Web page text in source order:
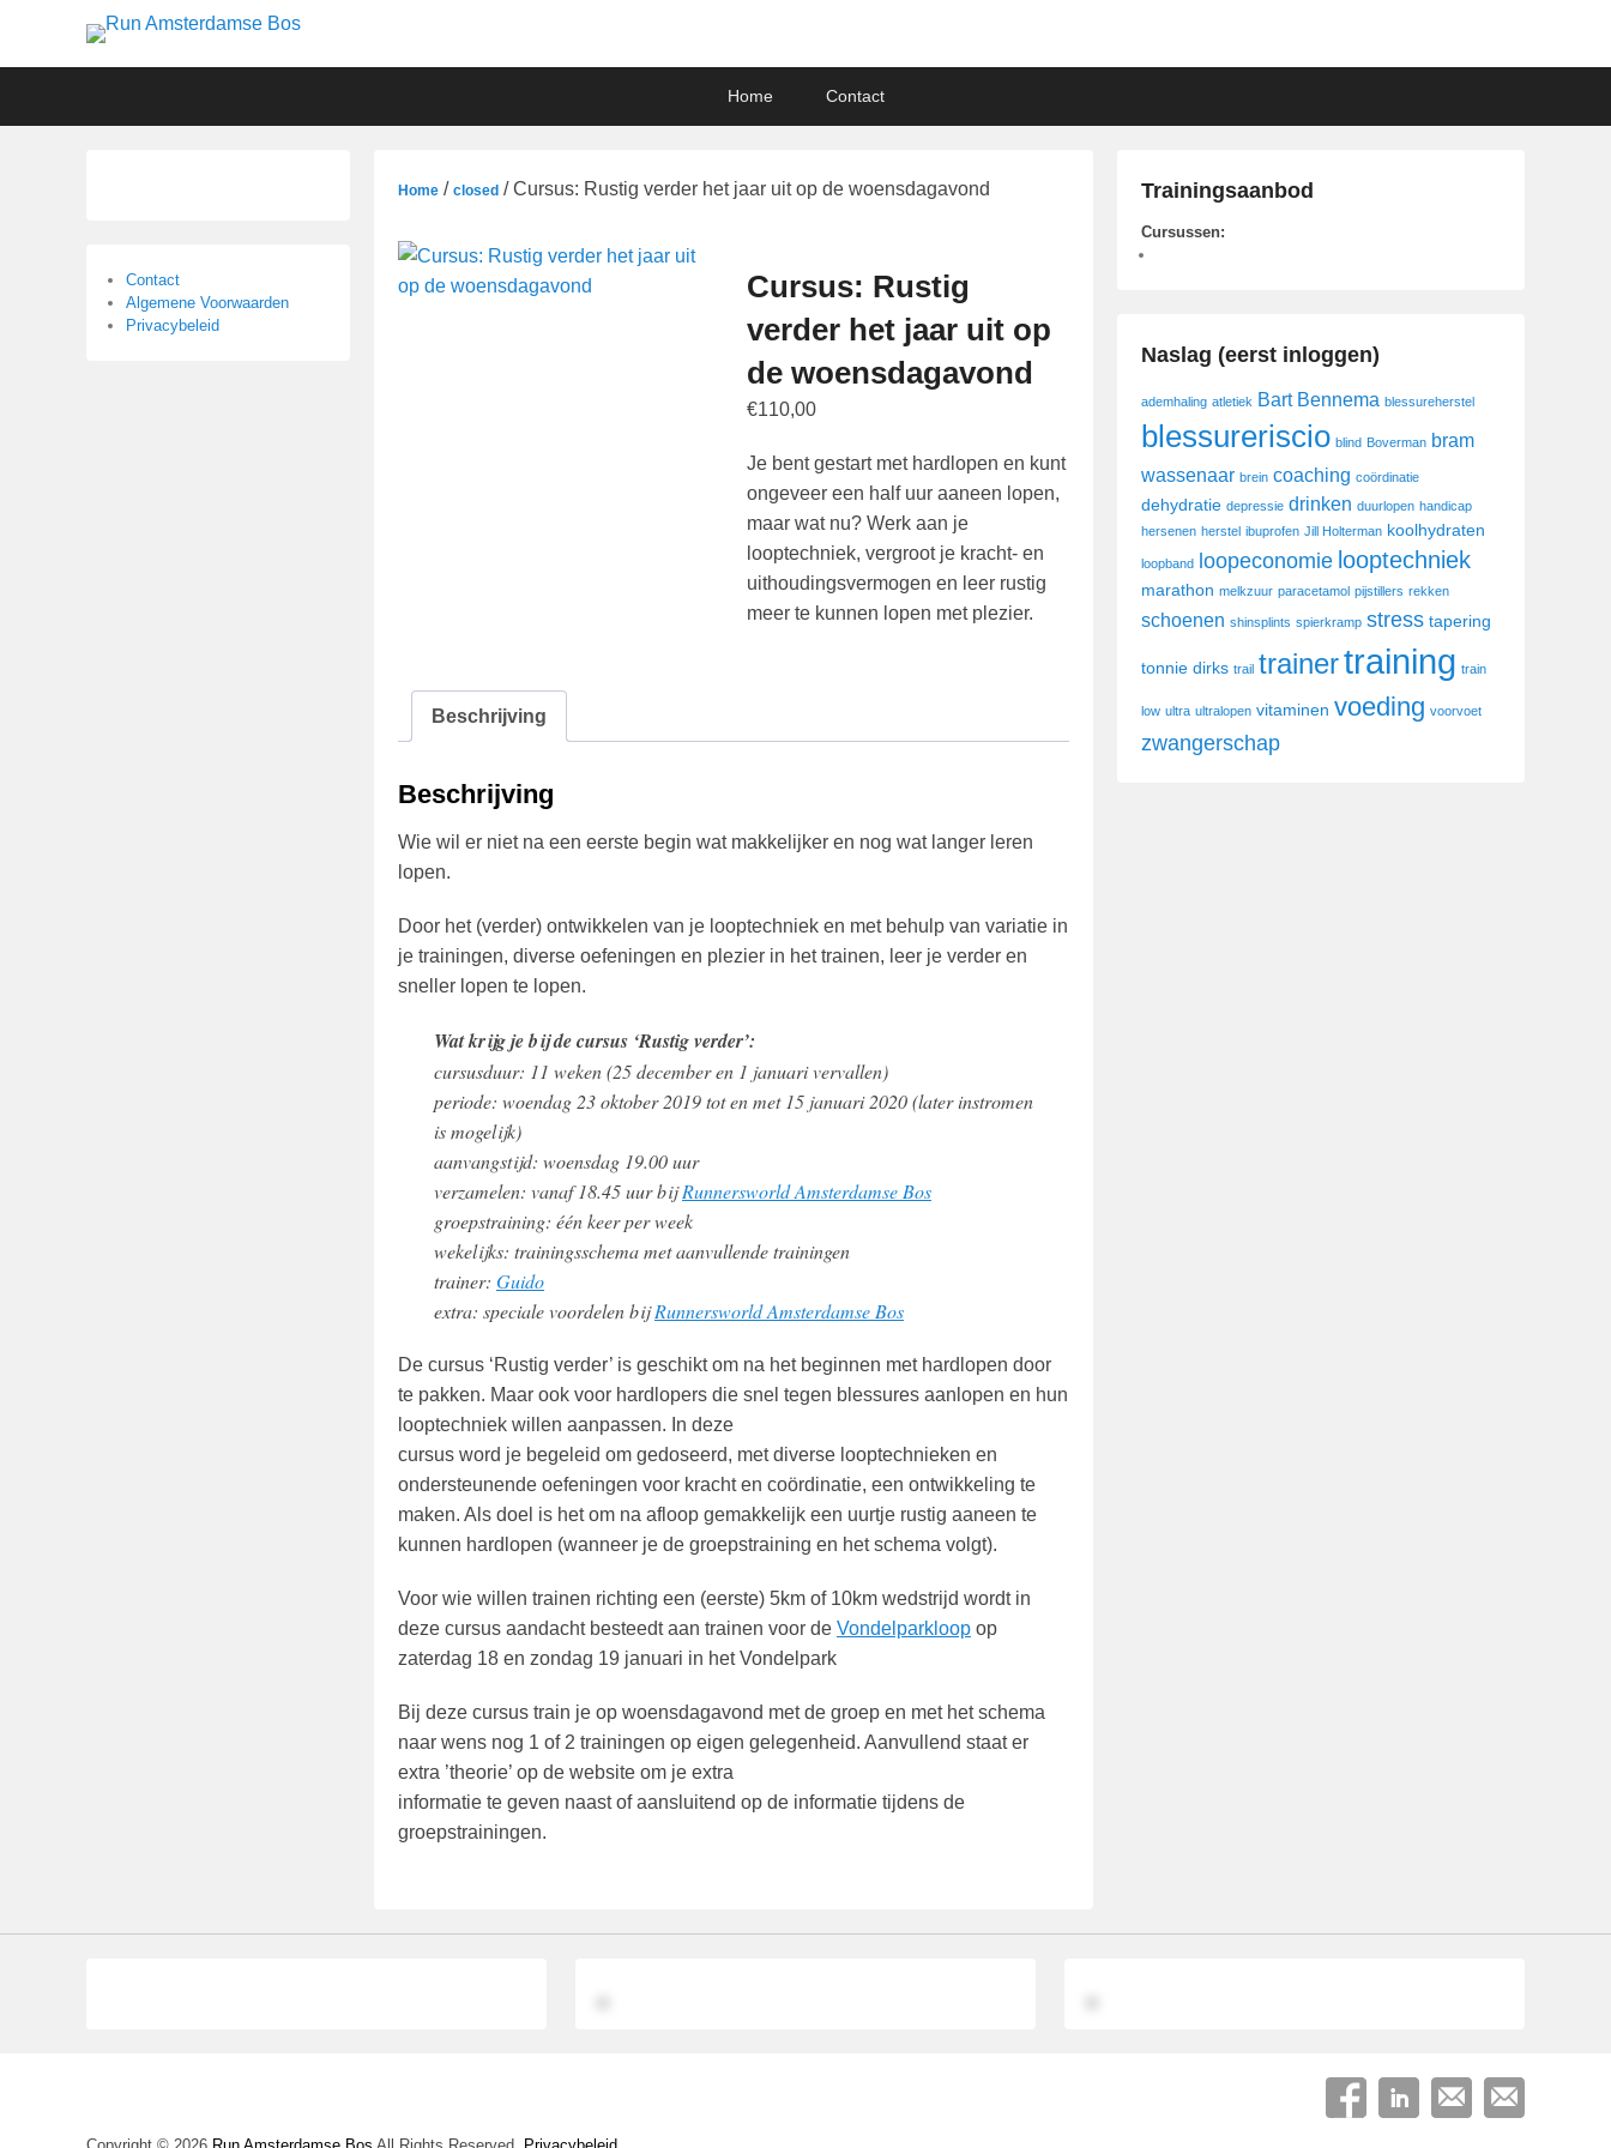
Run Amsterdamse Bos
Home Contact
Home / closed / Cursus: Rustig verder het jaar uit op de woensdagavond
Cursus: Rustig
verder het jaar uit op
de woensdagavond
€110,00
Je bent gestart met hardlopen en kunt
ongeveer een half uur aaneen lopen,
maar wat nu? Werk aan je
looptechniek, vergroot je kracht- en
uithoudingsvermogen en leer rustig
meer te kunnen lopen met plezier.
Beschrijving
Beschrijving
Wie wil er niet na een eerste begin wat makkelijker en nog wat langer leren
lopen.
Door het (verder) ontwikkelen van je looptechniek en met behulp van variatie in
je trainingen, diverse oefeningen en plezier in het trainen, leer je verder en
sneller lopen te lopen.
Wat krijg je bij de cursus ‘Rustig verder’:
cursusduur: 11 weken (25 december en 1 januari vervallen)
periode: woendag 23 oktober 2019 tot en met 15 januari 2020 (later instromen
is mogelijk)
aanvangstijd: woensdag 19.00 uur
verzamelen: vanaf 18.45 uur bijRunnersworld Amsterdamse Bos
groepstraining: één keer per week
wekelijks: trainingsschema met aanvullende trainingen
trainer: Guido
extra: speciale voordelen bijRunnersworld Amsterdamse Bos
De cursus ‘Rustig verder’ is geschikt om na het beginnen met hardlopen door
te pakken. Maar ook voor hardlopers die snel tegen blessures aanlopen en hun
looptechniek willen aanpassen. In deze
cursus word je begeleid om gedoseerd, met diverse looptechnieken en
ondersteunende oefeningen voor kracht en coördinatie, een ontwikkeling te
maken. Als doel is het om na afloop gemakkelijk een uurtje rustig aaneen te
kunnen hardlopen (wanneer je de groepstraining en het schema volgt).
Voor wie willen trainen richting een (eerste) 5km of 10km wedstrijd wordt in
deze cursus aandacht besteedt aan trainen voor de Vondelparkloop op
zaterdag 18 en zondag 19 januari in het Vondelpark
Bij deze cursus train je op woensdagavond met de groep en met het schema
naar wens nog 1 of 2 trainingen op eigen gelegenheid. Aanvullend staat er
extra ’theorie’ op de website om je extra
informatie te geven naast of aansluitend op de informatie tijdens de
groepstrainingen.
Trainingsaanbod
Cursussen:
Naslag (eerst inloggen)
ademhaling atletiek Bart Bennema blessureherstel
blessureriscio blind Boverman bram
wassenaar brein coaching coördinatie
dehydratie depressie drinken duurlopen handicap
hersenen herstel ibuprofen Jill Holterman koolhydraten
loopband loopeconomie looptechniek
marathon melkzuur paracetamol pijstillers rekken
schoenen shinsplints spierkramp stress tapering
tonnie dirks trail trainertraining train
low ultra ultralopen vitaminen voeding voorvoet
zwangerschap
Contact
Algemene Voorwaarden
Privacybeleid